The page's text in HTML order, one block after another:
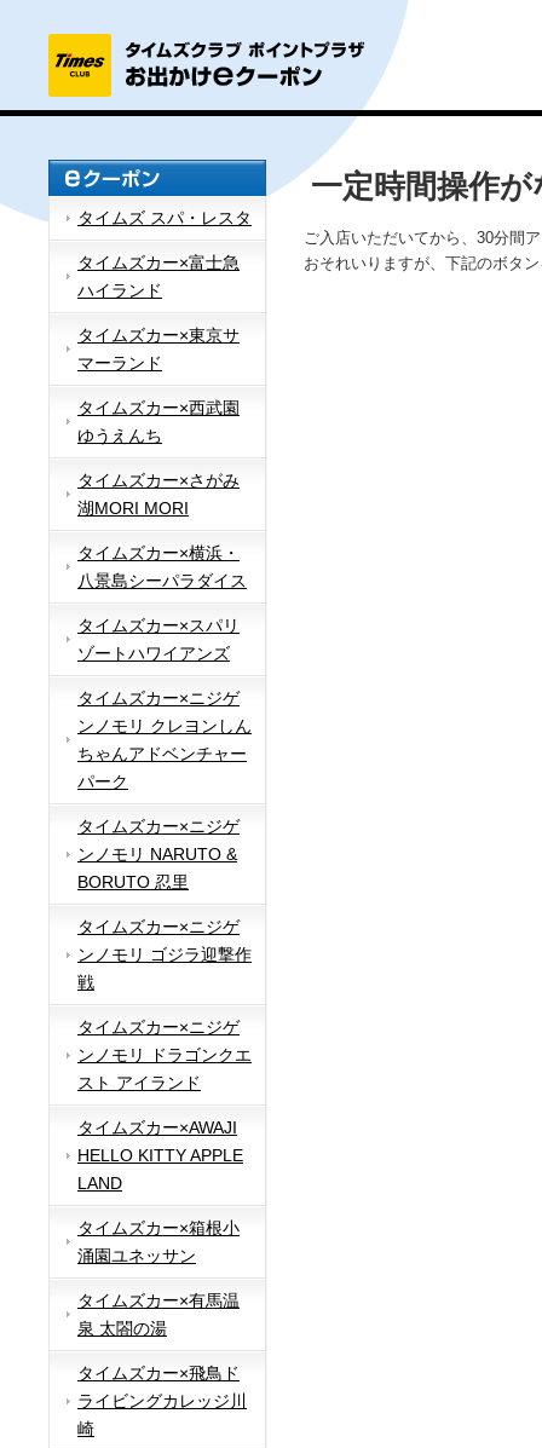
タイムズ スパ・レスタ
タイムズカー×富士急
ハイランド
タイムズカー×東京サ
マーランド
タイムズカー×西武園
ゆうえんち
タイムズカー×さがみ
湖MORI MORI
タイムズカー×横浜・
八景島シーパラダイス
タイムズカー×スパリ
ゾートハワイアンズ
タイムズカー×ニジゲ
ンノモリ クレヨンしん
ちゃんアドベンチャー
パーク
タイムズカー×ニジゲ
ンノモリ NARUTO &
BORUTO 忍里
タイムズカー×ニジゲ
ンノモリ ゴジラ迎撃作
戦
タイムズカー×ニジゲ
ンノモリ ドラゴンクエ
スト アイランド
タイムズカー×AWAJI
HELLO KITTY APPLE
LAND
タイムズカー×箱根小
涌園ユネッサン
タイムズカー×有馬温
泉 太閤の湯
タイムズカー×飛鳥ド
ライビングカレッジ川
崎
一定時間操作
ご入店いただいてから、30分間
おそれいりますが、下記のボタ